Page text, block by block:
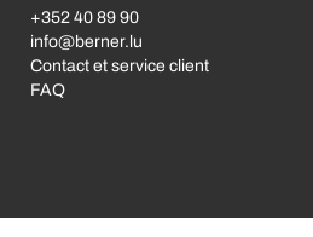
+352 40 89 90
info@berner.lu
Contact et service client
FAQ